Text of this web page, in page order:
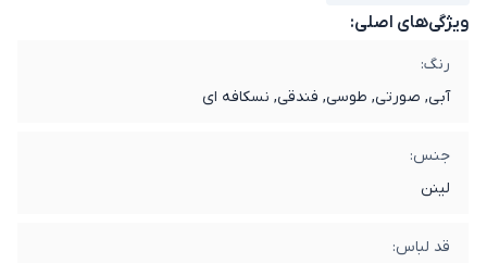
ویژگی‌های اصلی:
رنگ:
آبی, صورتی, طوسی, فندقی, نسکافه ای
جنس:
لینن
قد لباس: